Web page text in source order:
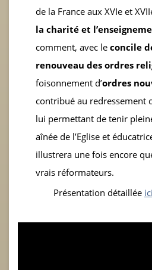
de la France aux XVIe et
la charité et
comment, avec le concile
renouveau des ordres
foisonnement d’ordres
contribué au redressement
lui permettant de tenir
aînée de l’Eglise et
illustrera une fois encore
vrais réformateurs.
Présentation détaillée ici